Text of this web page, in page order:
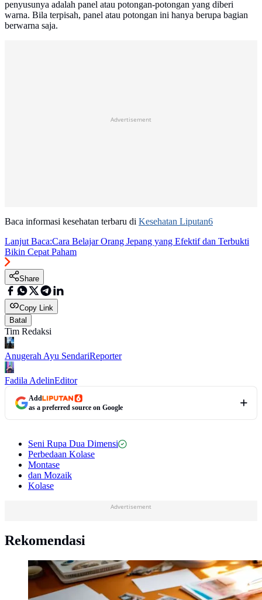
penyusunya adalah panel atau potongan-potongan yang diberi
warna. Bila terpisah, panel atau potongan ini hanya berupa bagian
berwarna saja.
Advertisement
Baca informasi kesehatan terbaru di Kesehatan Liputan6
Lanjut Baca:Cara Belajar Orang Jepang yang Efektif dan Terbukti
Bikin Cepat Paham
Share
Copy Link
Batal
Tim Redaksi
Anugerah Ayu SendariReporter
Fadila AdelinEditor
Add
as a preferred source on Google
Seni Rupa Dua Dimensi
Perbedaan Kolase
Montase
dan Mozaik
Kolase
Advertisement
Rekomendasi